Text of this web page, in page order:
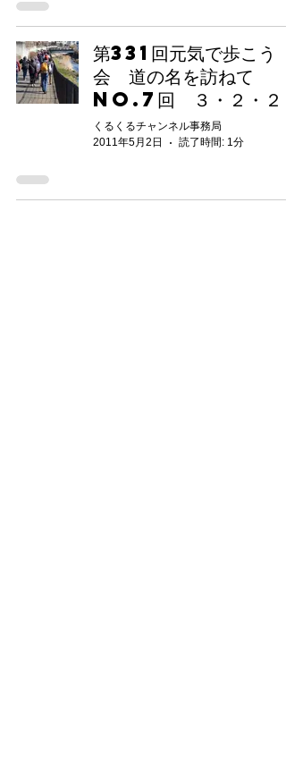
第331回元気で歩こう
会 道の名を訪ねて
NO.7回 ３・２・２
くるくるチャンネル事務局
2011年5月2日
読了時間: 1分